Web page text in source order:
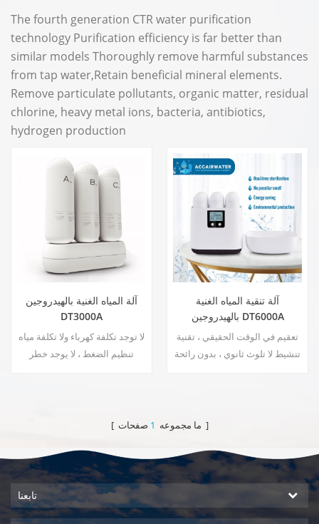
The fourth generation CTR water purification
technology Purification efficiency is far better than
similar models Thoroughly remove harmful substances
from tap water,Retain beneficial mineral elements.
Remove particulate pollutants, organic matter, residual
chlorine, heavy metal ions, bacteria, antibiotics,
hydrogen production
آلة المياه الغنية بالهيدروجين
DT3000A
لا توجد تكلفة كهرباء ولا تكلفة مياه
تنظيم الضغط ، لا يوجد خطر
آلة تنقية المياه الغنية
بالهيدروجين DT6000A
تعقيم في الوقت الحقيقي ، تقنية
تنشيط لا تلوث ثانوي ، بدون رائحة
[ ما مجموعه 1 صفحات ]
تابعنا